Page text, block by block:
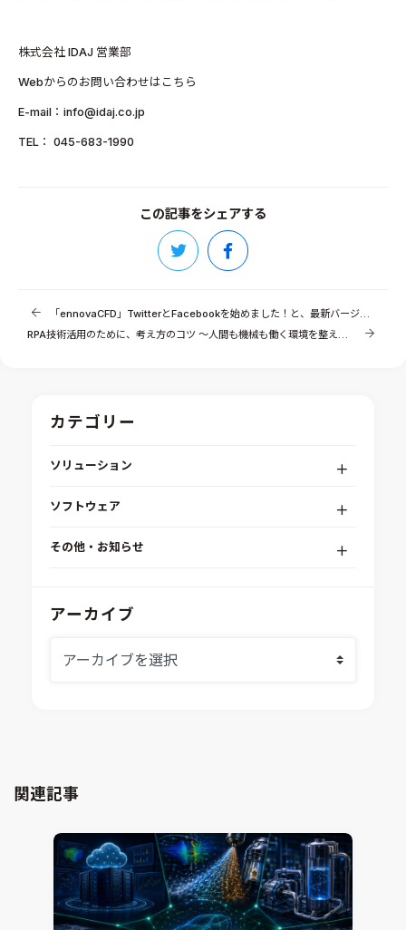
株式会社 IDAJ 営業部
Webからのお問い合わせはこちら
E-mail：info@idaj.co.jp
TEL： 045-683-1990
この記事をシェアする
「ennovaCFD」TwitterとFacebookを始めました！と、最新バージョン情報
RPA技術活用のために、考え方のコツ ～人間も機械も働く環境を整えることが大事です～
カテゴリー
ソリューション
組込みソフトウェア開発プラットフォーム
システムシミュレーション
CAD連携・CAE業務支援
MBDプロセス構築コンサルティング
CAEエンジニアリングコンサルティング
音響設計
ソフトウェア
modeFRONTIER
Ansys SCADE
Virtual Environment
CONVERGE
iconCFD
SIMULIA Abaqus Unified FEA
Simcenter Flotherm
その他・お知らせ
IDAJからのお知らせ
アーカイブ
関連記事